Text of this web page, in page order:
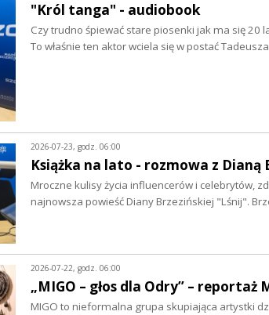
"Król tanga" - audiobook
Czy trudno śpiewać stare piosenki jak ma się 20
To właśnie ten aktor wciela się w postać
2026-07-23, godz. 06:00
Książka na lato - rozmowa z Dianą
Mroczne kulisy życia influencerów i celebrytów,
najnowsza powieść Diany Brzezińskiej "Lśnij".
2026-07-22, godz. 06:00
„MIGO – głos dla Odry” – reportaż
MIGO to nieformalna grupa skupiająca artystki